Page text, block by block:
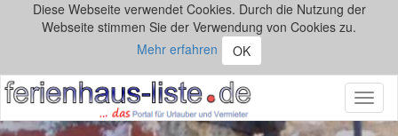
Diese Webseite verwendet Cookies. Durch die Nutzung der
Webseite stimmen Sie der Verwendung von Cookies zu.
Mehr erfahren
OK